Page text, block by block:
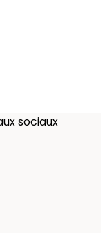
sociaux